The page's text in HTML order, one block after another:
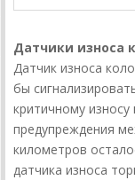
Датчики износа
Датчик износа
бы
критичному
предупреждения
километров
датчика износа